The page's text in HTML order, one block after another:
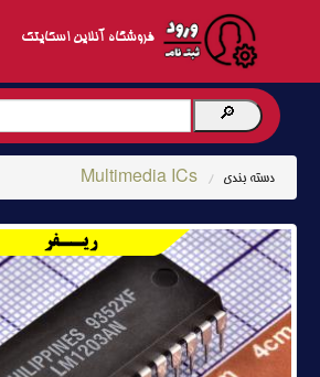
فروشگاه آنلاین اسکایتک
دسته بندی /
Multimedia ICs